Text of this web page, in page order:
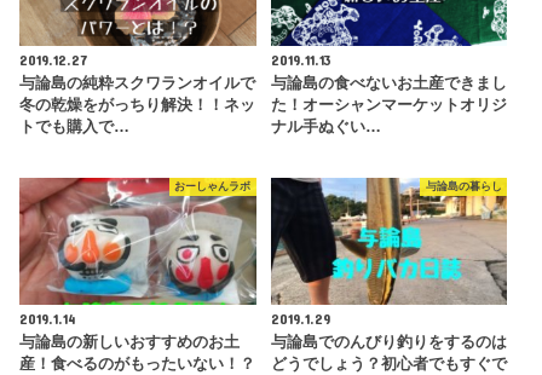
2019.12.27
与論島の純粋スクワランオイルで
冬の乾燥をがっちり解決！！ネッ
トでも購入で…
2019.11.13
与論島の食べないお土産できまし
た！オーシャンマーケットオリジ
ナル手ぬぐい…
おーしゃんラボ
2019.1.14
与論島の新しいおすすめのお土
産！食べるのがもったいない！？
与論島の暮らし
2019.1.29
与論島でのんびり釣りをするのは
どうでしょう？初心者でもすぐで